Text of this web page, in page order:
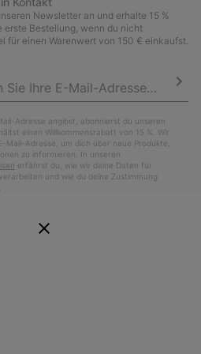
Newsletter an und erhalte 15 %
erste Bestellung, wenn du nicht
für einen Warenwert von 150 € einkaufst.
Adresse angibst, abonnierst du unseren
einen Willkommensrabatt von 15 %. Wir
Mail-Adresse, um dich über neue Produkte,
zu informieren. In unseren
erfährst du, wie wir deine Daten für
und wie du deine Zustimmung